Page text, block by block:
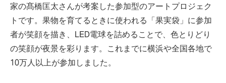
家の髙橋匡太さんが考案した参加型のアートプロジェク
トです。果物を育てるときに使われる「果実袋」に参加
者が笑顔を描き、LED電球を詰めることで、色とりどり
の笑顔が夜景を彩ります。これまでに横浜や全国各地で
10万人以上が参加しました。